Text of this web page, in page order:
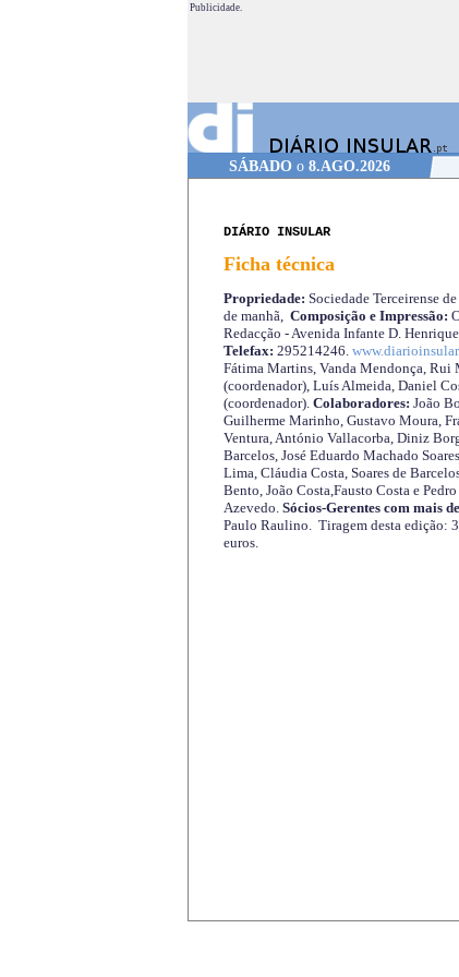
Publicidade.
SÁBADO o 8.AGO.2026
DIÁRIO INSULAR
Ficha técnica
Propriedade: Sociedade Terceirense
de manhã, Composição e Impressão:
Redacção - Avenida Infante D.
Telefax: 295214246.
Fátima Martins, Vanda Mendonça, Rui
(coordenador), Luís Almeida, Daniel
(coordenador). Colaboradores: João
Guilherme Marinho, Gustavo Moura,
Ventura, António Vallacorba, Diniz
Barcelos, José Eduardo Machado
Lima, Cláudia Costa, Soares de
Bento, João Costa,Fausto Costa e
Azevedo. Sócios-Gerentes com mais
Paulo Raulino. Tiragem desta edição:
euros.